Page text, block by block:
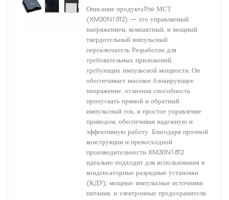
высоковольтное
коммутационное устройство
Описание продуктаThe МСТ
(XM30N18T2) — это управляемый
напряжением, компактный, и мощный
твердотельный импульсный
переключатель Разработан для
требовательных приложений,
требующих импульсной мощности. Он
обеспечивает высокое блокирующее
напряжение, отличная способность
пропускать прямой и обратный
импульсный ток, и простое управление
приводом, обеспечивая надежную и
эффективную работу. Благодаря прочной
конструкции и превосходной
производительности XM30N18T2
идеально подходит для использования в
конденсаторные разрядные установки
(КДУ), мощные импульсные источники
питания, и электронные предохранители.